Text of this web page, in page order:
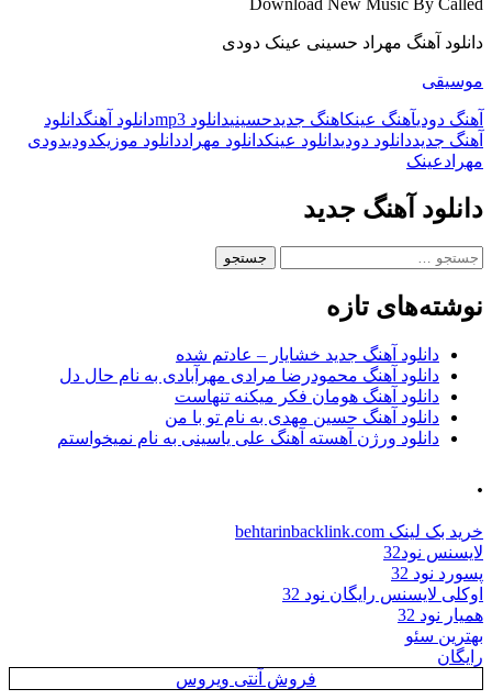
Download New Music By Called
دانلود آهنگ مهراد حسینی عینک دودی
موسیقی
آهنگ دودیآهنگ عینکاهنگ جدیدحسینیدانلود mp3 دانلود آهنگدانلود
آهنگ جدیددانلود دودیدانلود عینکدانلود مهراددانلود موزیکدودیدودی
مهرادعینک
دانلود آهنگ جدید
جستجو
نوشته‌های تازه
دانلود آهنگ جدید خشایار – عادتم شده
دانلود آهنگ محمودرضا مرادی مهرآبادی به نام حال دل
دانلود آهنگ هومان فکر میکنه تنهاست
دانلود آهنگ حسین مهدی به نام تو با من
دانلود ورژن آهسته آهنگ علی یاسینی به نام نمیخواستم
.
خرید بک لینک behtarinbacklink.com
لایسنس نود32
پسورد نود 32
اوکلی لایسنس رایگان نود 32
همیار نود 32
بهترین سئو
رایگان
فروش آنتی ویروس